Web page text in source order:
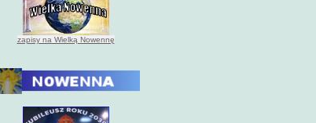
zapisy na Wielką Nowennę